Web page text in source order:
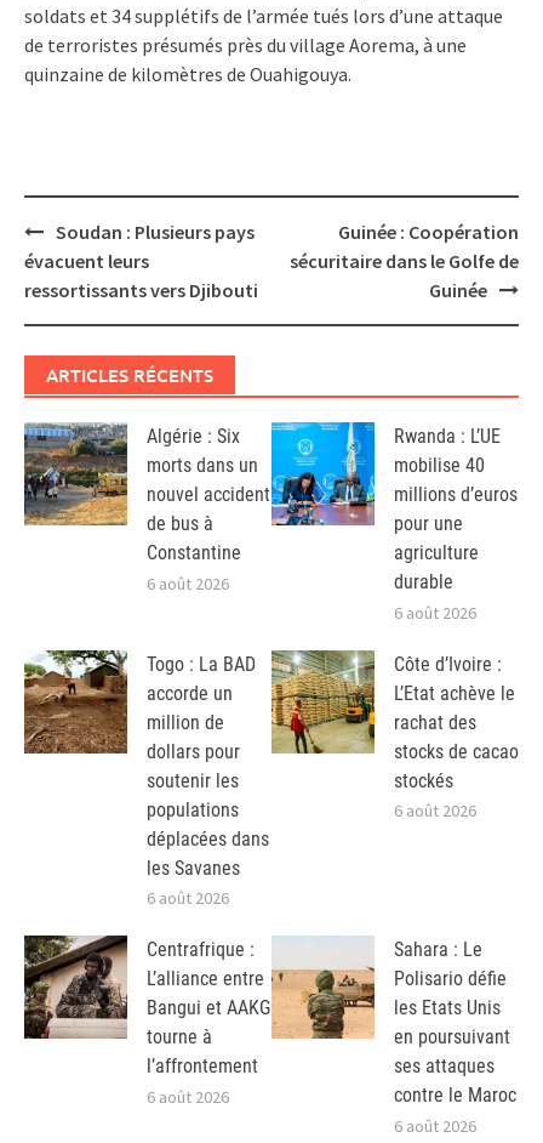
soldats et 34 supplétifs de l’armée tués lors d’une attaque
de terroristes présumés près du village Aorema, à une
quinzaine de kilomètres de Ouahigouya.
Post
navigation
Soudan : Plusieurs pays
évacuent leurs
ressortissants vers Djibouti
Guinée : Coopération
sécuritaire dans le Golfe de
Guinée
ARTICLES RÉCENTS
Algérie : Six
morts dans un
nouvel accident
de bus à
Constantine
6 août 2026
Rwanda : L’UE
mobilise 40
millions d’euros
pour une
agriculture
durable
6 août 2026
Togo : La BAD
accorde un
million de
dollars pour
soutenir les
populations
déplacées dans
les Savanes
6 août 2026
Côte d’Ivoire :
L’Etat achève le
rachat des
stocks de cacao
stockés
6 août 2026
Centrafrique :
L’alliance entre
Bangui et AAKG
tourne à
l’affrontement
6 août 2026
Sahara : Le
Polisario défie
les Etats Unis
en poursuivant
ses attaques
contre le Maroc
6 août 2026